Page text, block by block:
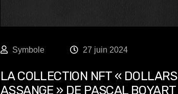
Symbole 27 juin 2024
LA COLLECTION NFT « DOLLARS
ASSANGE » DE PASCAL BOYART